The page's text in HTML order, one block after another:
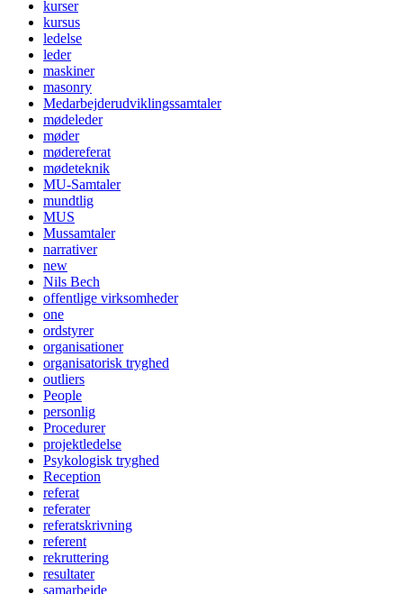
kurser
kursus
ledelse
leder
maskiner
masonry
Medarbejderudviklingssamtaler
mødeleder
møder
mødereferat
mødeteknik
MU-Samtaler
mundtlig
MUS
Mussamtaler
narrativer
new
Nils Bech
offentlige virksomheder
one
ordstyrer
organisationer
organisatorisk tryghed
outliers
People
personlig
Procedurer
projektledelse
Psykologisk tryghed
Reception
referat
referater
referatskrivning
referent
rekruttering
resultater
samarbejde